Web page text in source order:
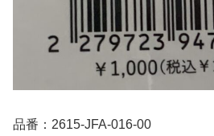
品番：2615-JFA-016-00